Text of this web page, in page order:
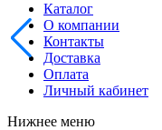
Каталог
О компании
Контакты
Доставка
Оплата
Личный кабинет
Нижнее меню